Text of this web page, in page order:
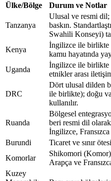
Ülke/Bölge Durum ve Notlar
Tanzanya
Ulusal ve resmi
baskın.
Swahili Konseyi)
Kenya
İngilizce ile birlikte
kamu hayatında
Uganda
İngilizce ile birlikte
etnikler arası
DRC
Dört ulusal dilden
ile birlikte); doğu
kullanılır.
Ruanda
Bölgesel
beri resmi dil
İngilizce,
Burundi
Ticaret ve sınır
Komorlar
Shikomori (Komor)
Arapça ve
Kuzey